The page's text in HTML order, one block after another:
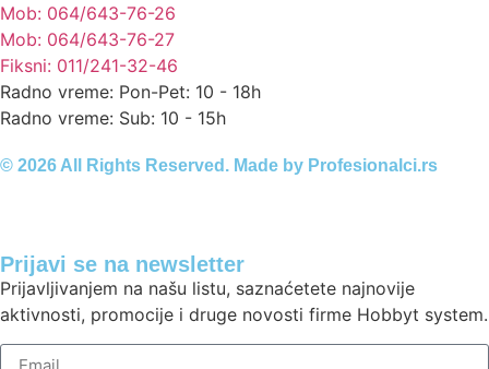
Mob: 064/643-76-26
Mob: 064/643-76-27
Fiksni: 011/241-32-46
Radno vreme: Pon-Pet: 10 - 18h
Radno vreme: Sub: 10 - 15h
© 2026 All Rights Reserved. Made by Profesionalci.rs
Prijavi se na newsletter
Prijavljivanjem na našu listu, saznaćetete najnovije
aktivnosti, promocije i druge novosti firme Hobbyt system.